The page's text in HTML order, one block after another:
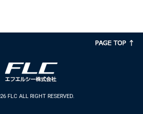
FLC ALL RIGHT RESERVED.